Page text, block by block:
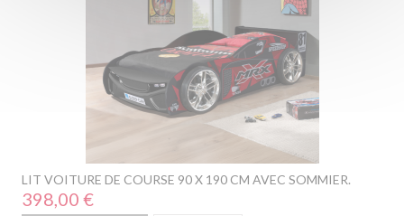
LIT VOITURE DE COURSE 90 X 190 CM AVEC SOMMIER.
Prix
398,00 €